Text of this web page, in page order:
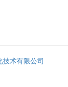
术有限公司